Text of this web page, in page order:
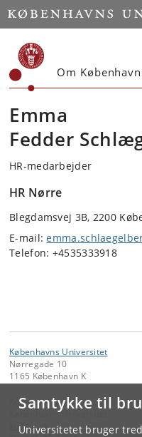
Samtykke til
Universitetet bruger
Start
Om
Emma
Fedder
HR-medarbejder
HR Nørre
Blegdamsvej 3B, 2200
E-mail:
Telefon: +4535333918
Københavns Universitet
Nørregade 10
1165 København K
Kontakt:
Københavns Universitet
@ku.dk